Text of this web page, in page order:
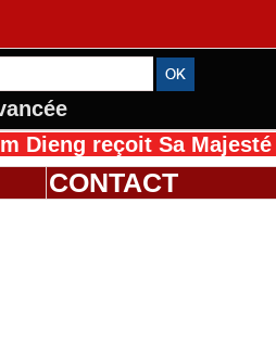
reçoit Sa Majesté
CONTACT